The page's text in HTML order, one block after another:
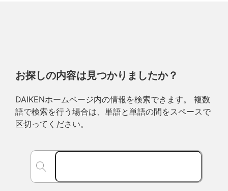
お探しの内容は見つかりましたか？
DAIKENホームページ内の情報を検索できます。 複数
語で検索を行う場合は、単語と単語の間をスペースで
区切ってください。